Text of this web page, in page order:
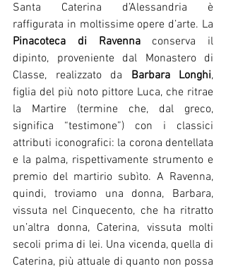
Santa Caterina d’Alessandria è
Pinacoteca di Ravenna conserva il
dipinto, proveniente dal Monastero di
Classe, realizzato da Barbara Longhi,
figlia del più noto pittore Luca, che ritrae
la Martire (termine che, dal greco,
significa “testimone”) con i classici
attributi iconografici: la corona dentellata
e la palma, rispettivamente strumento e
premio del martirio subìto. A Ravenna,
quindi, troviamo una donna, Barbara,
vissuta nel Cinquecento, che ha ritratto
un’altra donna, Caterina, vissuta molti
secoli prima di lei. Una vicenda, quella di
Caterina, più attuale di quanto non possa